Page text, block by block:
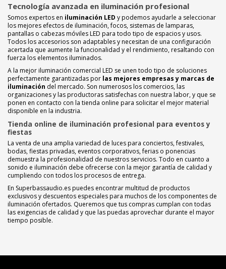
Tecnología avanzada en iluminación profesional
Somos expertos en iluminación LED y podemos ayudarle a seleccionar
los mejores efectos de iluminación, focos, sistemas de lamparas,
pantallas o cabezas móviles LED para todo tipo de espacios y usos.
Todos los accesorios son adaptables y necesitan de una configuración
acertada que aumente la funcionalidad y el rendimiento, resaltando con
fuerza los elementos iluminados.
A la mejor iluminación comercial LED se unen todo tipo de soluciones
perfectamente garantizadas por las mejores empresas y marcas de
iluminación del mercado. Son numerosos los comercios, las
organizaciones y las productoras satisfechas con nuestra labor, y que se
ponen en contacto con la tienda online para solicitar el mejor material
disponible en la industria.
Tienda online de iluminación profesional para eventos y
fiestas
La venta de una amplia variedad de luces para conciertos, festivales,
bodas, fiestas privadas, eventos corporativos, ferias o ponencias
demuestra la profesionalidad de nuestros servicios. Todo en cuanto a
sonido e iluminación debe ofrecerse con la mejor garantía de calidad y
cumpliendo con todos los procesos de entrega.
En Superbassaudio.es puedes encontrar multitud de productos
exclusivos y descuentos especiales para muchos de los componentes de
iluminación ofertados. Queremos que tus compras cumplan con todas
las exigencias de calidad y que las puedas aprovechar durante el mayor
tiempo posible.